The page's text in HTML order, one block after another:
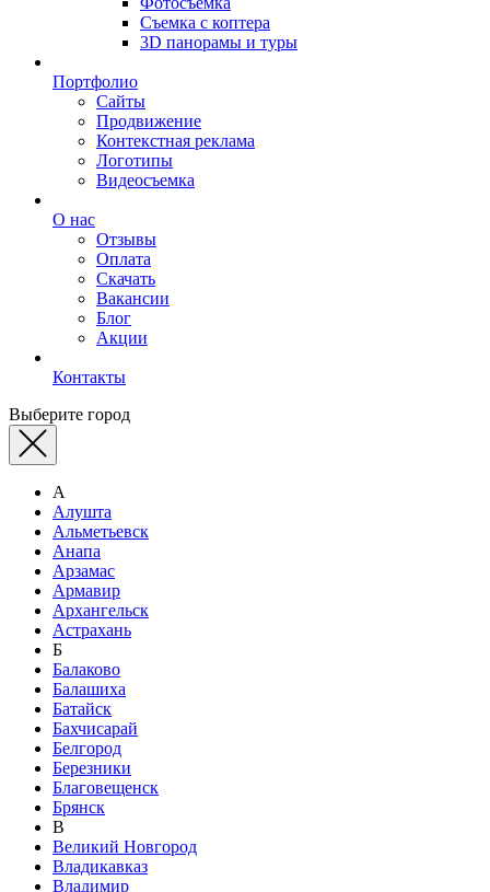
Съемка с коптера
3D панорамы и туры
Портфолио
Сайты
Продвижение
Контекстная реклама
Логотипы
Видеосъемка
О нас
Отзывы
Оплата
Скачать
Вакансии
Блог
Акции
Контакты
Выберите город
А
Алушта
Альметьевск
Анапа
Арзамас
Армавир
Архангельск
Астрахань
Б
Балаково
Балашиха
Батайск
Бахчисарай
Белгород
Березники
Благовещенск
Брянск
В
Великий Новгород
Владикавказ
Владимир